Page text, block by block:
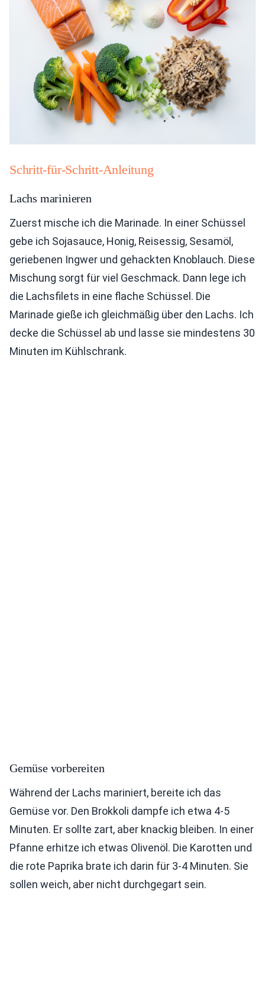
Schritt-für-Schritt-Anleitung
Lachs marinieren
Zuerst mische ich die Marinade. In einer Schüssel
gebe ich Sojasauce, Honig, Reisessig, Sesamöl,
geriebenen Ingwer und gehackten Knoblauch. Diese
Mischung sorgt für viel Geschmack. Dann lege ich
die Lachsfilets in eine flache Schüssel. Die
Marinade gieße ich gleichmäßig über den Lachs. Ich
decke die Schüssel ab und lasse sie mindestens 30
Minuten im Kühlschrank.
Gemüse vorbereiten
Während der Lachs mariniert, bereite ich das
Gemüse vor. Den Brokkoli dampfe ich etwa 4-5
Minuten. Er sollte zart, aber knackig bleiben. In einer
Pfanne erhitze ich etwas Olivenöl. Die Karotten und
die rote Paprika brate ich darin für 3-4 Minuten. Sie
sollen weich, aber nicht durchgegart sein.